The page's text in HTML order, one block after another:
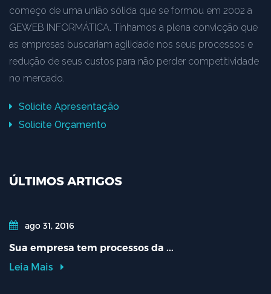
começo de uma união sólida que se formou em 2002 a
GEWEB INFORMÁTICA. Tínhamos a plena convicção que
as empresas buscariam agilidade nos seus processos e
redução de seus custos para não perder competitividade
no mercado.
Solicite Apresentação
Solicite Orçamento
ÚLTIMOS ARTIGOS
ago 31, 2016
Sua empresa tem processos da ...
Leia Mais